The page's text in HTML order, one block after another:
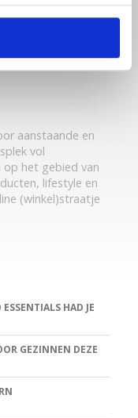
aanstaande en
vol
op het gebied van
lifestyle en
(winkel)straatje
HAD JE
GEZINNEN DEZE